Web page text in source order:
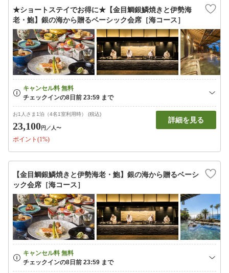
★ショートステイでお得に★【金目鯛銀鱗焼きと伊勢海
老・鮑】銀の海から贈るベーシック会席［海コース］
お1人さま1泊（4名1室利用時） (税込)
23,100円 ／人〜
ポイント(1%)
詳細を見る
【金目鯛銀鱗焼きと伊勢海老・鮑】銀の海から贈るベーシ
ック会席［海コース］